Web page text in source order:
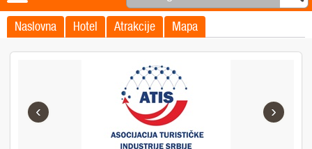
Naslovna Hotel Atrakcije Mapa
‹ ›